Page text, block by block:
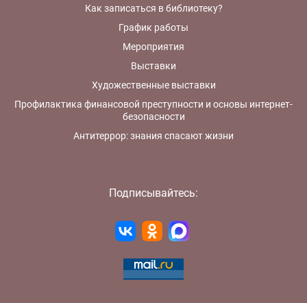
Как записаться в библиотеку?
График работы
Мероприятия
Выставки
Художественные выставки
Профилактика финансовой преступности и основы интернет-
безопасности
Антитеррор: знания спасают жизни
Подписывайтесь: